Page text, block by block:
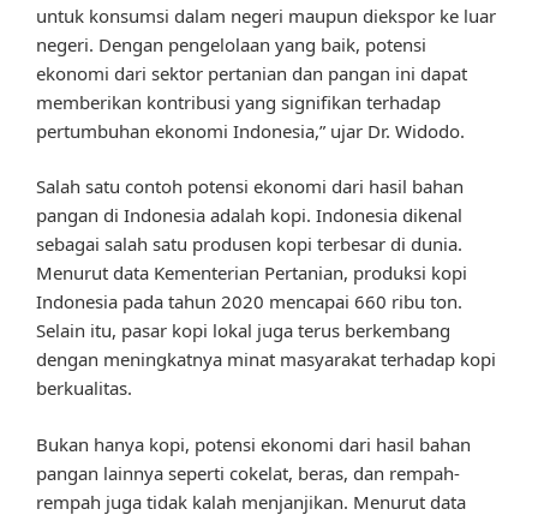
untuk konsumsi dalam negeri maupun diekspor ke luar
negeri. Dengan pengelolaan yang baik, potensi
ekonomi dari sektor pertanian dan pangan ini dapat
memberikan kontribusi yang signifikan terhadap
pertumbuhan ekonomi Indonesia,” ujar Dr. Widodo.
Salah satu contoh potensi ekonomi dari hasil bahan
pangan di Indonesia adalah kopi. Indonesia dikenal
sebagai salah satu produsen kopi terbesar di dunia.
Menurut data Kementerian Pertanian, produksi kopi
Indonesia pada tahun 2020 mencapai 660 ribu ton.
Selain itu, pasar kopi lokal juga terus berkembang
dengan meningkatnya minat masyarakat terhadap kopi
berkualitas.
Bukan hanya kopi, potensi ekonomi dari hasil bahan
pangan lainnya seperti cokelat, beras, dan rempah-
rempah juga tidak kalah menjanjikan. Menurut data